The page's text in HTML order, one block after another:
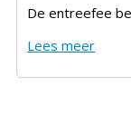
De entreefee
Lees meer